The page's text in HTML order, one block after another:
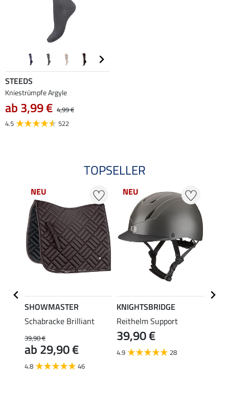
STEEDS
Kniestrümpfe Argyle
ab 3,99 € 4,99 €
4.5
522
TOPSELLER
NEU
SHOWMASTER
Schabracke Brilliant
39,90 €
ab 29,90 €
4.8 46
NEU
KNIGHTSBRIDGE
Reithelm Support
39,90 €
4.9 28